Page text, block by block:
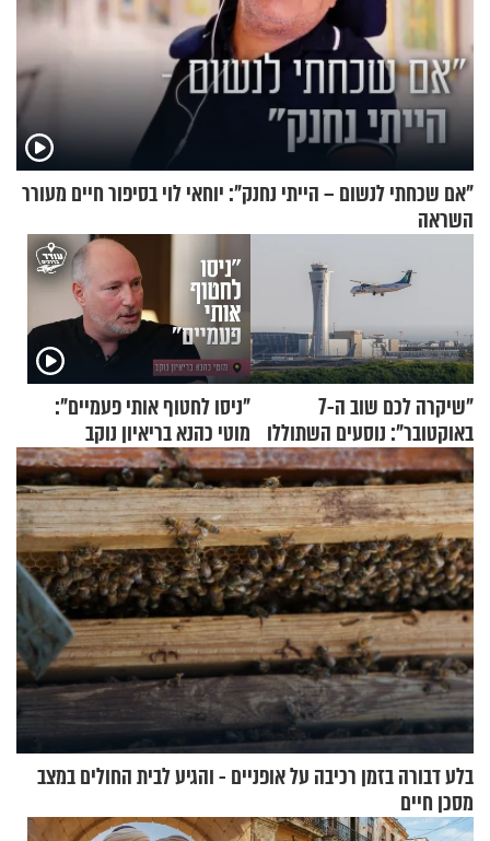
"אם שכחתי לנשום – הייתי נחנק": יוחאי לוי בסיפור חיים מעורר
השראה
"שיקרה לכם שוב ה-7
באוקטובר": נוסעים השתוללו
בטיסה לפרנקפורט ונעצרו
לאחר שתקפו שוטרים
"ניסו לחטוף אותי פעמיים":
מוטי כהנא בריאיון נוקב
בלע דבורה בזמן רכיבה על אופניים - והגיע לבית החולים במצב
מסכן חיים